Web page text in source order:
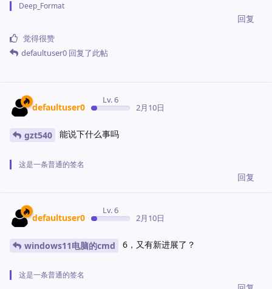
Deep_Format
回复
觉得很赞
defaultuser0 回复了此帖
defaultuser0
Lv. 6
2月10日
gzt540 能说下什么事吗
这是一条普通的签名
回复
defaultuser0
Lv. 6
2月10日
windows11电脑的cmd 6，又有新进展了？
这是一条普通的签名